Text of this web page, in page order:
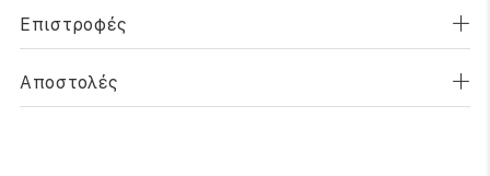
Επιστροφές
Αποστολές